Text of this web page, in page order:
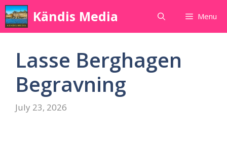
Skip
to
content
Kändis Media Menu
Lasse Berghagen
Begravning
July 23, 2026